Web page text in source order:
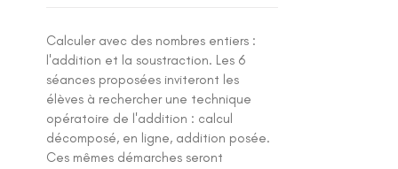
Calculer avec des nombres entiers :
l'addition et la soustraction. Les 6
séances proposées inviteront les
élèves à rechercher une technique
opératoire de l'addition : calcul
décomposé, en ligne, addition posée.
Ces mêmes démarches seront